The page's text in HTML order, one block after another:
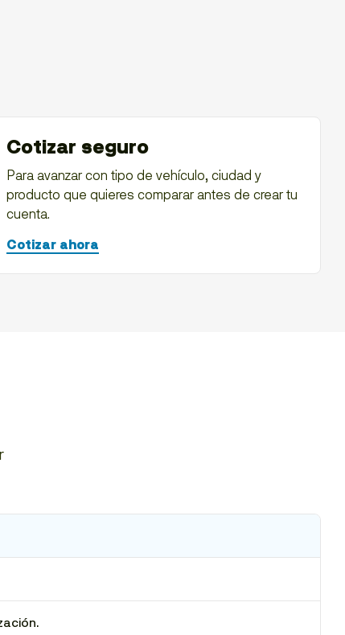
Cotizar seguro
Para avanzar con tipo de vehículo, ciudad y
producto que quieres comparar antes de crear tu
cuenta.
Cotizar ahora